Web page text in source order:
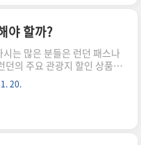
. 비트코인 반감기와 그로 인
며, 투자자들이 어떤 점을 주
습니다.비트코인 반감기란?
4년 주기로 채굴 보상이 절
트입니다. 비트코인의 총 발
제한되어 있으며, 반감기는 공
로 제한해 희소..
야 할까?
는 많은 분들은 런던 패스나
던의 주요 관광지 할인 상품을
역시 런던에 가기 전에 관광
스들을 비교했었는데요. 아
이 구매하시는 것은 런던 패
각 보다 비싼 런던 패스 꼭 해
20.